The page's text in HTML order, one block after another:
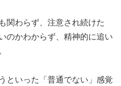
関わらず、注意され続けた
のかわからず、精神的に追い
といった「普通でない」感覚